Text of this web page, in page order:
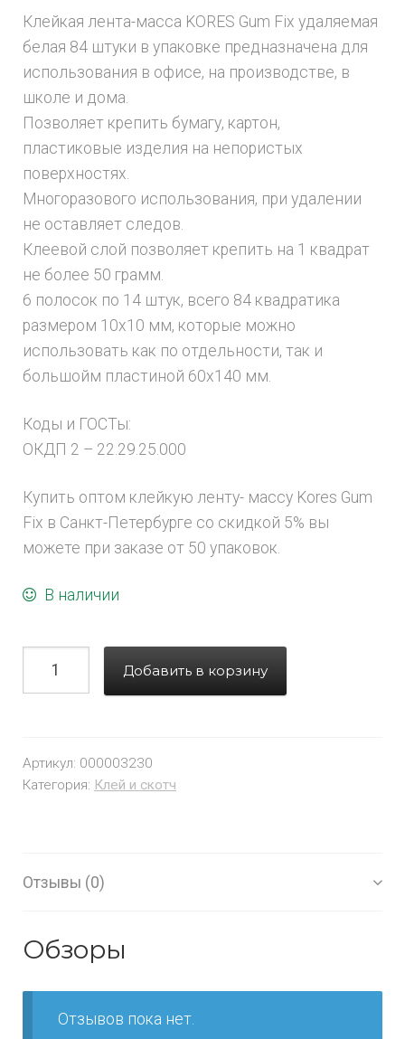
Клейкая лента-масса KORES Gum Fix удаляемая
белая 84 штуки в упаковке предназначена для
использования в офисе, на производстве, в
школе и дома.
Позволяет крепить бумагу, картон,
пластиковые изделия на непористых
поверхностях.
Многоразового использования, при удалении
не оставляет следов.
Клеевой слой позволяет крепить на 1 квадрат
не более 50 грамм.
6 полосок по 14 штук, всего 84 квадратика
размером 10х10 мм, которые можно
использовать как по отдельности, так и
большойм пластиной 60х140 мм.
Коды и ГОСТы:
ОКДП 2 – 22.29.25.000
Купить оптом клейкую ленту- массу Kores Gum
Fix в Санкт-Петербурге со скидкой 5% вы
можете при заказе от 50 упаковок.
В наличии
Добавить в корзину
Артикул: 000003230
Категория: Клей и скотч
Отзывы (0)
Обзоры
Отзывов пока нет.